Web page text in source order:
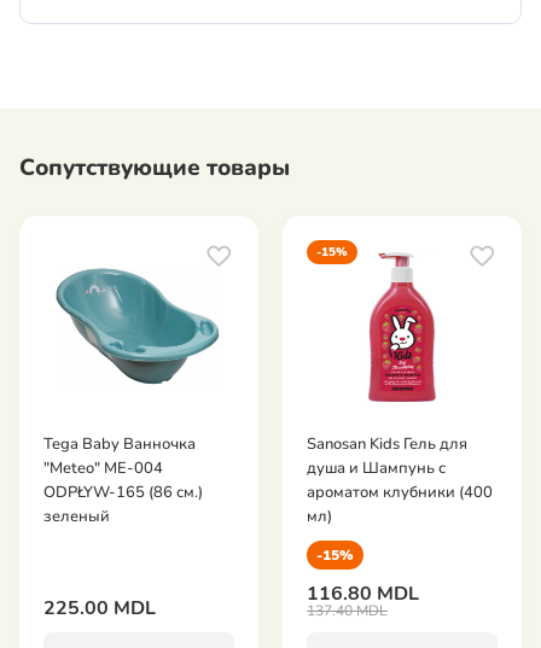
Сопутствующие товары
Tega Baby Ванночка
"Meteo" ME-004
ODPŁYW-165 (86 см.)
зеленый
225.00 MDL
-15%
Sanosan Kids Гель для
душа и Шампунь с
ароматом клубники (400
мл)
-15%
116.80 MDL
137.40 MDL